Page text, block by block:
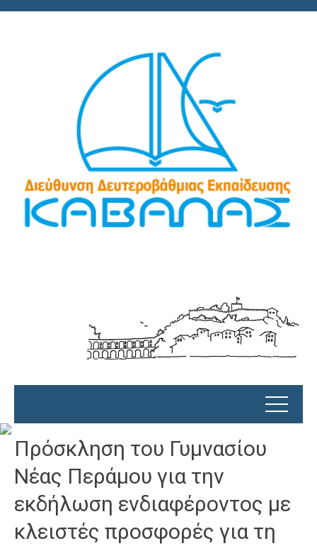
Πρόσκληση του Γυμνασίου
Νέας Περάμου για την
εκδήλωση ενδιαφέροντος με
κλειστές προσφορές για τη